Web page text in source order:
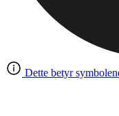
Dette betyr